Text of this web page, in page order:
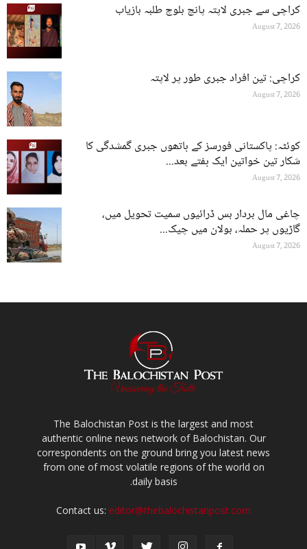
کراچی سے جبری لاپتہ پانچ بلوچ طلبہ بازیاب
August 7, 2026
کراچی: تین افراد جبری طور پر لاپتہ
August 7, 2026
کوئٹہ: پاکستانی فورسز کے ہاتھوں جبری گمشدگی کا
شکار تین خواتین ایک ہفتے بعد...
August 7, 2026
چاغی مال بردار بس ڈرائیوں سمیت تحویل میں،
گاڑیوں پر حملہ، بولان میں چیک...
August 7, 2026
The Balochistan Post is the largest and most
authentic online news network of Balochistan. Our
correspondents on the ground bring you latest news
from one of most volatile regions of the world on
daily basis.
Contact us: editor@thebalochistanpost.com